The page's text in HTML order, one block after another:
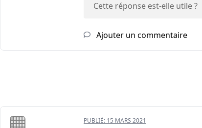
Cette réponse est-elle utile ?
Ajouter un commentaire
PUBLIÉ: 15 MARS 2021